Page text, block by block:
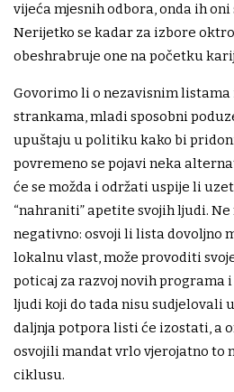
vijeća mjesnih odbora, onda ih
Nerijetko se kadar za izbore
obeshrabruje one na početku
Govorimo li o nezavisnim
strankama, mladi sposobni
upuštaju u politiku kako bi
povremeno se pojavi neka
će se možda i održati uspije li
“nahraniti” apetite svojih ljudi.
negativno: osvoji li lista dovoljno
lokalnu vlast, može provoditi
poticaj za razvoj novih programa
ljudi koji do tada nisu sudjelovali
daljnja potpora listi će izostati, a
osvojili mandat vrlo vjerojatno to
ciklusu.